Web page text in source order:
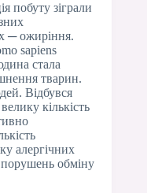
побуту зіграли
─ ожиріння.
sapiens
стала
тварин.
Відбувся
кількість
алергічних
порушень обміну